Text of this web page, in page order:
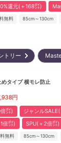
還元(＋168㌽)
無料 85cm～130cm
トリー
タイプ 横モレ防止
円
㌽)
ジャンル
倍㌽)
SPU(＋2倍㌽)
無料 85cm～130cm